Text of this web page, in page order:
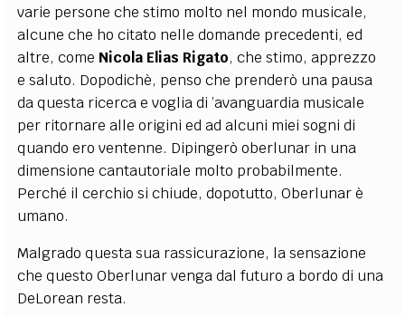
varie persone che stimo molto nel mondo musicale,
alcune che ho citato nelle domande precedenti, ed
altre, come Nicola Elias Rigato, che stimo, apprezzo
e saluto. Dopodichè, penso che prenderò una pausa
da questa ricerca e voglia di ’avanguardia musicale
per ritornare alle origini ed ad alcuni miei sogni di
quando ero ventenne. Dipingerò oberlunar in una
dimensione cantautoriale molto probabilmente.
Perché il cerchio si chiude, dopotutto, Oberlunar è
umano.
Malgrado questa sua rassicurazione, la sensazione
che questo Oberlunar venga dal futuro a bordo di una
DeLorean resta.